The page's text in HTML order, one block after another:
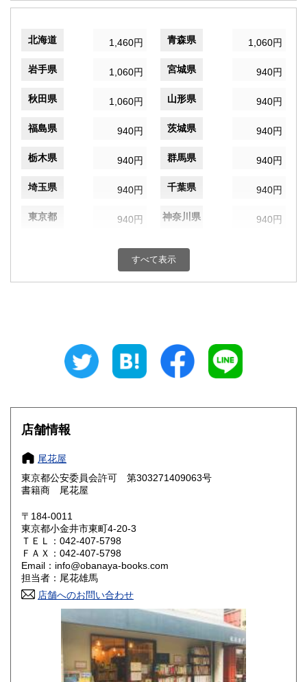
北海道 1,460円 青森県 1,060円
岩手県 1,060円 宮城県 940円
秋田県 1,060円 山形県 940円
福島県 940円 茨城県 940円
栃木県 940円 群馬県 940円
埼玉県 940円 千葉県 940円
東京都 940円 神奈川県 940円
940円 富山県
940円 三重県
大阪府
奈良県
鳥取県 1,190円 島根県
岡山県
山口県 1,190円
香川県 1,190円 愛媛県
高知県 1,190円
1,460円 長崎県
1,460円 大分県
すべて表示
店舗情報
尾花屋
東京都公安委員会許可 第303271409063号
書籍商 尾花屋
〒184-0011
東京都小金井市東町4-20-3
ＴＥＬ：042-407-5798
ＦＡＸ：042-407-5798
Email：info@obanaya-books.com
担当者：尾花雄馬
店舗へのお問い合わせ